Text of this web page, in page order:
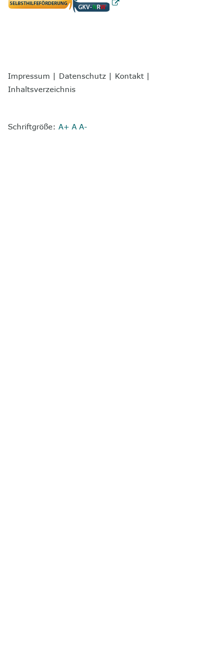
Impressum Datenschutz Kontakt
Inhaltsverzeichnis
Schriftgröße: A+ A A-